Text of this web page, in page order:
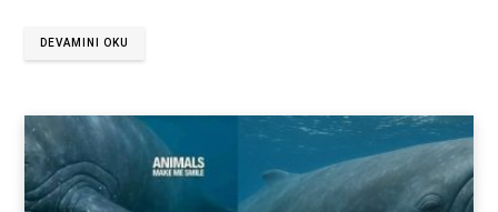
DEVAMINI OKU